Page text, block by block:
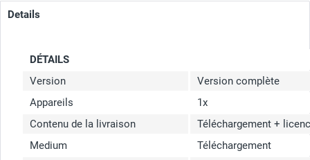
Details
DÉTAILS
Version
Version complète
Appareils
1x
Contenu de la livraison
Téléchargement +
Medium
Téléchargement